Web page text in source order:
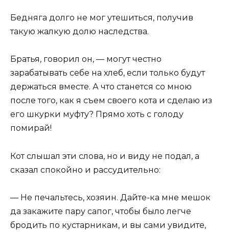
Бедняга долго не мог утешиться, получив
такую жалкую долю наследства.
Братья, говорил он, — могут честно
зарабатывать себе на хлеб, если только будут
держаться вместе. А что станется со мною
после того, как я съем своего кота и сделаю из
его шкурки муфту? Прямо хоть с голоду
помирай!
Кот слышал эти слова, но и виду не подал, а
сказал спокойно и рассудительно:
— Не печальтесь, хозяин. Дайте-ка мне мешок
да закажите пару сапог, чтобы было легче
бродить по кустарникам, и вы сами увидите,